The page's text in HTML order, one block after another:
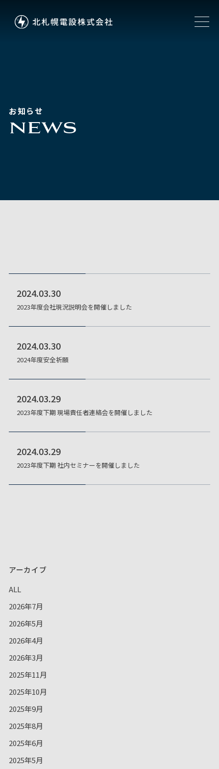
お知らせ
NEWS
2024.03.30
2023年度会社現況説明会を開催しました
2024.03.30
2024年度安全祈願
2024.03.29
2023年度下期 現場責任者連絡会を開催しました
2024.03.29
2023年度下期 社内セミナーを開催しました
アーカイブ
ALL
2026年7月
2026年5月
2026年4月
2026年3月
2025年11月
2025年10月
2025年9月
2025年8月
2025年6月
2025年5月